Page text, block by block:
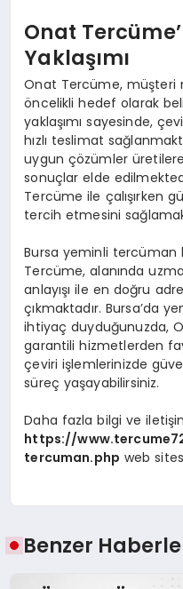
Onat
Yaklaşımı
Onat Tercüme, müşteri
öncelikli hedef olarak
yaklaşımı sayesinde,
hızlı teslimat
uygun çözümler
sonuçlar elde
Tercüme ile çalışırken
tercih etmesini
Bursa yeminli
Tercüme, alanında
anlayışı ile en doğru
çıkmaktadır. Bursa’da
ihtiyaç duyduğunuzda,
garantili hizmetlerden
çeviri işlemlerinizde
süreç yaşayabilirsiniz.
Daha fazla bilgi ve
https://
tercuman.php web
Benzer